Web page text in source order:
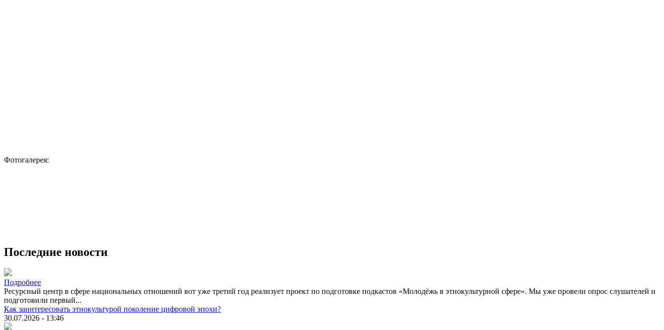
Фотогалерея:
Последние новости
Подробнее
Ресурсный центр в сфере национальных отношений вот уже третий год реализует проект по подготовке подкастов «Молодёжь в этнокультурной сфере». Мы уже провели опрос слушателей и
подготовили первый...
Как заинтересовать этнокультурой поколение цифровой эпохи?
30.07.2026 - 13:46